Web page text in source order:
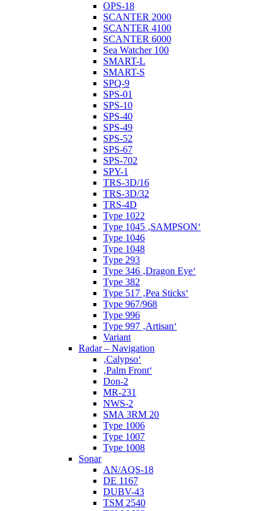
OPS-18
SCANTER 2000
SCANTER 4100
SCANTER 6000
Sea Watcher 100
SMART-L
SMART-S
SPQ-9
SPS-01
SPS-10
SPS-40
SPS-49
SPS-52
SPS-67
SPS-702
SPY-1
TRS-3D/16
TRS-3D/32
TRS-4D
Type 1022
Type 1045 ‚SAMPSON‘
Type 1046
Type 1048
Type 293
Type 346 ‚Dragon Eye‘
Type 382
Type 517 ‚Pea Sticks‘
Type 967/968
Type 996
Type 997 ‚Artisan‘
Variant
Radar – Navigation
‚Calypso‘
‚Palm Front‘
Don-2
MR-231
NWS-2
SMA 3RM 20
Type 1006
Type 1007
Type 1008
Sonar
AN/AQS-18
DE 1167
DUBV-43
TSM 2540